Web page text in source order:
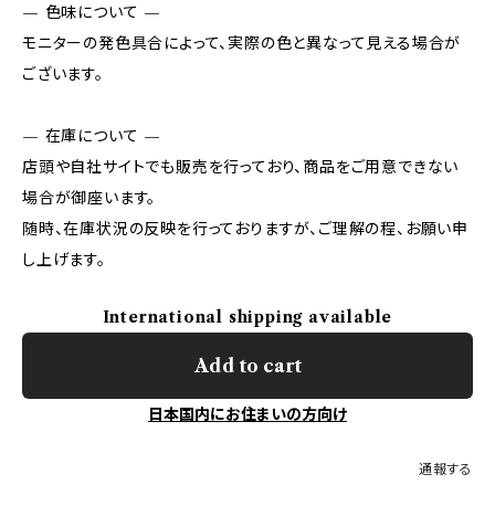
— 色味について —
モニターの発色具合によって、実際の色と異なって見える場合が
ございます。
— 在庫について —
店頭や自社サイトでも販売を行っており、商品をご用意できない
場合が御座います。
随時、在庫状況の反映を行っておりますが、ご理解の程、お願い申
し上げます。
International shipping available
Add to cart
日本国内にお住まいの方向け
通報する